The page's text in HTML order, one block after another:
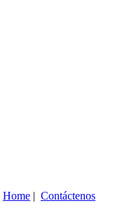
Home | Contáctenos